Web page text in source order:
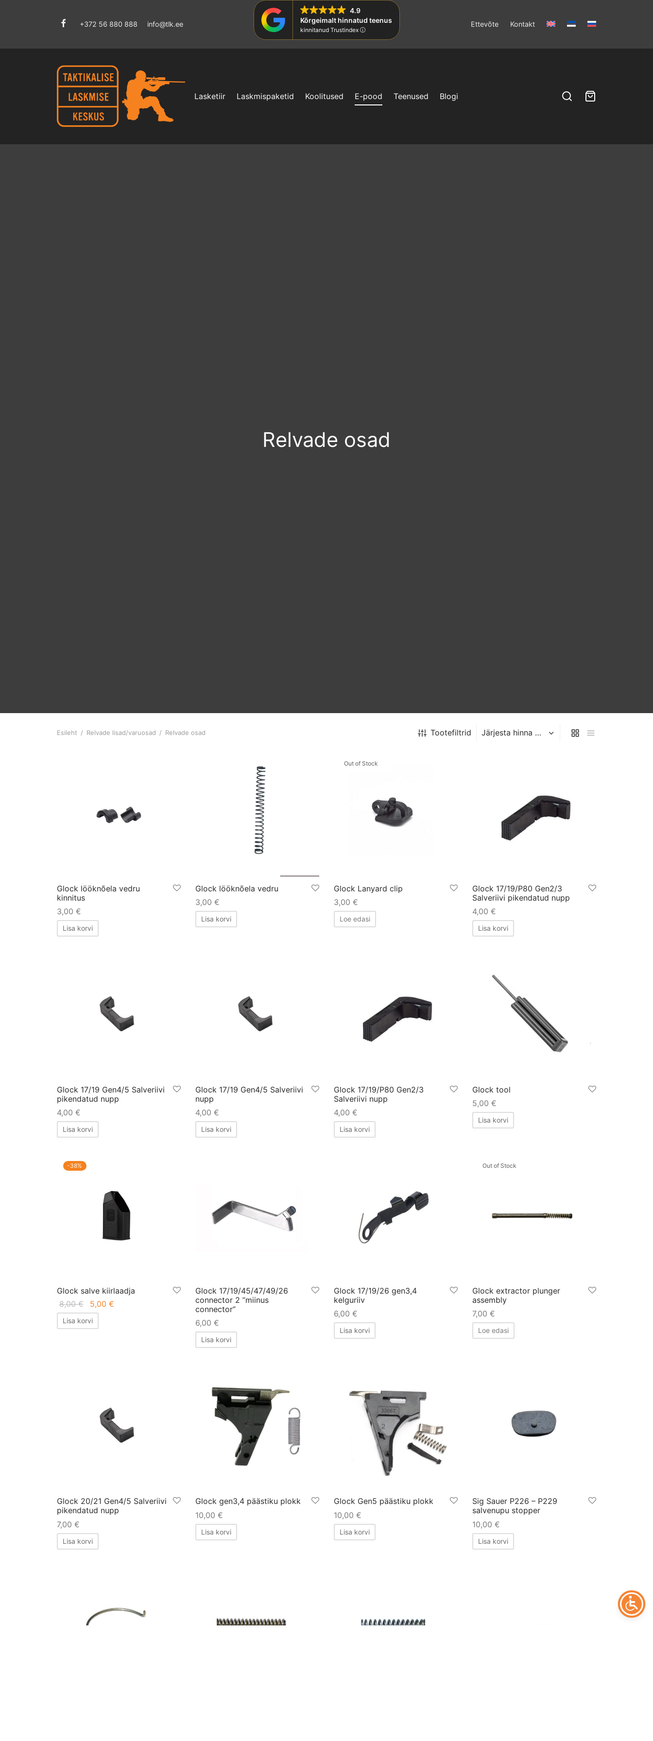
+372 56 880 888 info@tlk.ee
4.9
Kõrgeimalt hinnatud teenus
kinnitanud Trustindex
Ettevõte Kontakt
Lasketiir Laskmispaketid Koolitused E-pood Teenused Blogi
Relvade osad
Esileht / Relvade lisad/varuosad / Relvade osad Tootefiltrid
Glock lööknõela vedru
kinnitus
3,00 €
Lisa korvi
Glock lööknõela vedru
3,00 €
Lisa korvi
Out of Stock
Glock Lanyard clip
3,00 €
Loe edasi
Glock 17/19/P80 Gen2/3
Salveriivi pikendatud nupp
4,00 €
Lisa korvi
Glock 17/19 Gen4/5 Salveriivi
pikendatud nupp
4,00 €
Lisa korvi
Glock 17/19 Gen4/5 Salveriivi
nupp
4,00 €
Lisa korvi
Glock 17/19/P80 Gen2/3
Salveriivi nupp
4,00 €
Lisa korvi
Glock tool
5,00 €
Lisa korvi
-38%
Glock salve kiirlaadja
8,00€
Algne
hind
oli:
5,00 €
Lisa korvi
Glock 17/19/45/47/49/26
connector 2 ”miinus
connector”
6,00 €
Lisa korvi
Glock 17/19/26 gen3,4
kelguriiv
6,00 €
Lisa korvi
Out of Stock
Glock extractor plunger
assembly
7,00 €
Loe edasi
Glock 20/21 Gen4/5 Salveriivi
pikendatud nupp
7,00 €
Lisa korvi
Glock gen3,4 päästiku plokk
10,00 €
Lisa korvi
Glock Gen5 päästiku plokk
10,00 €
Lisa korvi
Sig Sauer P226 – P229
salvenupu stopper
10,00 €
Lisa korvi